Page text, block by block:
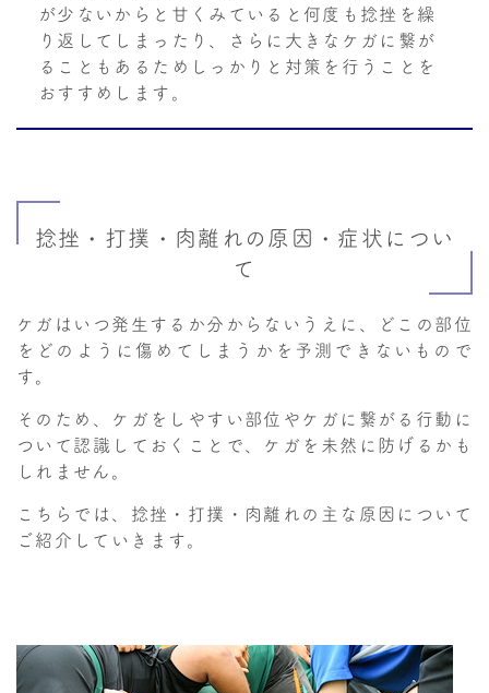
が少ないからと甘くみていると何度も捻挫を繰
り返してしまったり、さらに大きなケガに繋が
ることもあるためしっかりと対策を行うことを
おすすめします。
捻挫・打撲・肉離れの原因・症状につい
て
ケガはいつ発生するか分からないうえに、どこの部位
をどのように傷めてしまうかを予測できないもので
す。
そのため、ケガをしやすい部位やケガに繋がる行動に
ついて認識しておくことで、ケガを未然に防げるかも
しれません。
こちらでは、捻挫・打撲・肉離れの主な原因について
ご紹介していきます。